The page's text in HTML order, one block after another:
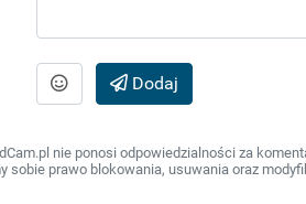
Dodaj
nie ponosi odpowiedzialności za
sobie prawo blokowania, usuwania oraz